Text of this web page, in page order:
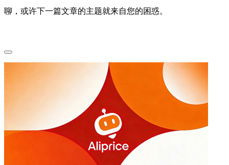
聊，或许下一篇文章的主题就来自您的困惑。